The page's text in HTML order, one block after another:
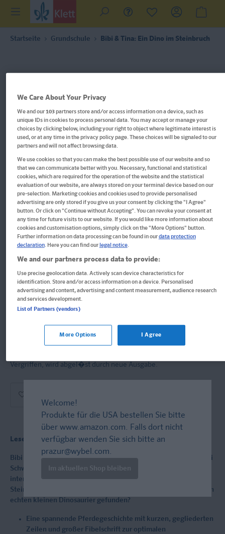
Startseite Grundschule Bibi & Tina: Ein Dino im Steinbruch
Im Buch blättern
Bibi & Tina: Ein Dino im
Steinbruch
Buch
Derzeit nicht erhältlich.
Vergriffen, wird abgel�st durch neue Ausgabe.
Lesen lernen mit Bibi und Tina!
Bibi und Tina kümmern sich um drei neue Ferienkinder. Die zwei
Schwestern Carla und Laura lieben Pferde. Doch ihr Bruder Ben
interessiert sich mehr für Dinosaurier. Bei einem Ausritt in den
Steinbruch findet Ben einen besonderen Stein. Hat er etwa einen
echten kleinen Dinosaurier gefunden?
Eine spannende Pferdegeschichte mit kurzen, gegliederten
Zeilen und großer Fibelschrift zur optimalen
Welcome!
Produkte für die USA bestellen Sie bitte
über www.amazon.com. Falls dort nicht
verfügbar wenden Sie sich bitte an
prazur@wybel.com.
Im aktuellen Shop bleiben
We Care About Your Privacy
We and our103partners store and/or access information on a device, such as
unique IDs in cookies to process personal data. You may accept or manage your
choices by clicking below, including your right to object where legitimate interest is
used, or at any time in the privacy policy page. These choices will be signaled to our
partners and will not affect browsing data.
We use cookies so that you can make the best possible use of our website and so
that we can communicate better with you. Necessary, functional and statistical
cookies, which are required for the operation of the website and the statistical
evaluation of our website, are always stored on your terminal device based on our
pre-selection. Marketing cookies and cookies used to provide personalised
advertising are only stored if you give us your consent by clicking the "I Agree"
button. Or click on "Continue without Accepting". You can revoke your consent at
any time for future visits to our website. If you would like more information about
cookies and customisation options, simply click on the "More Options" button.
Further information on data processing can be found in ourdata protection
declaration. Here you can find our legal notice.
We and our partners process data to provide:
Use precise geolocation data. Actively scan device characteristics for
identification. Store and/or access information on a device. Personalised
advertising and content, advertising and content measurement, audience research
and services development.
List of Partners (vendors)
I Agree
More Options